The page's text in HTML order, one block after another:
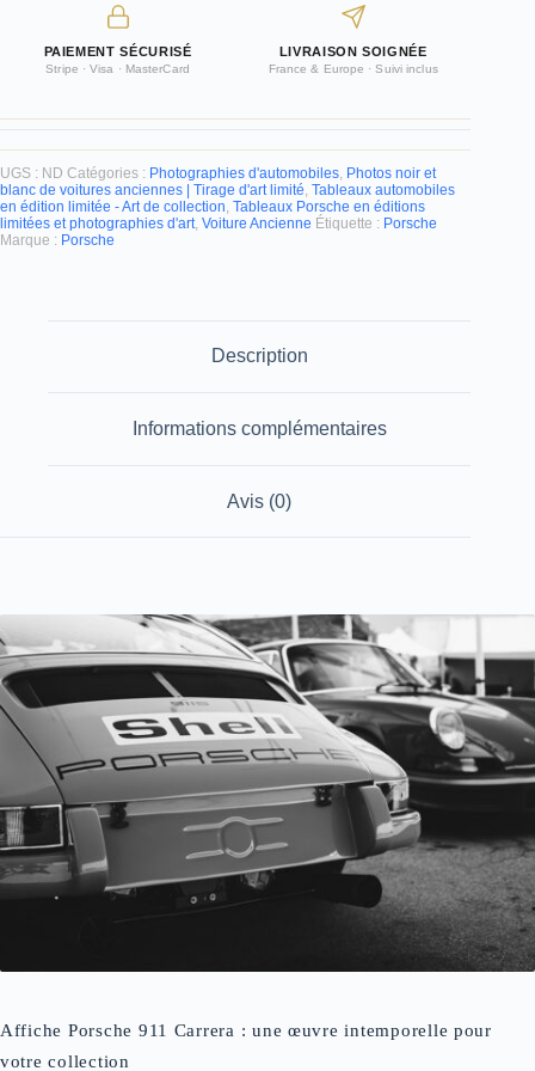
limitéePAIEMENT SÉCURISÉ
Stripe · Visa · MasterCard
LIVRAISON SOIGNÉE
France & Europe · Suivi inclus
UGS : ND Catégories : Photographies d'automobiles Photos noir et
blanc de voitures anciennes | Tirage d'art limité Tableaux automobiles
en édition limitée - Art de collection Tableaux Porsche en éditions
limitées et photographies d'art Voiture Ancienne Étiquette : Porsche
Marque : Porsche
Description
Informations complémentaires
Avis (0)
Affiche Porsche 911 Carrera : une œuvre intemporelle pour
votre collection